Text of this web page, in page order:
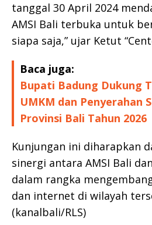
tanggal 30 April 2024
AMSI Bali terbuka untuk
siapa saja,” ujar Ketut
Baca juga:
Bupati Badung Dukung
UMKM dan Penyerahan
Provinsi Bali Tahun 2026
Kunjungan ini diharapkan
sinergi antara AMSI Bali
dalam rangka
dan internet di wilayah
(kanalbali/RLS)